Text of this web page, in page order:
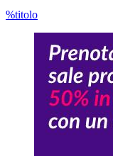
%titolo